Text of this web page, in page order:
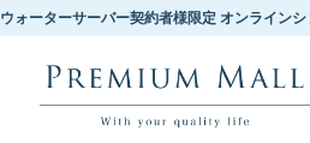
ウォーターサーバー契約者様限定 オンラインシ